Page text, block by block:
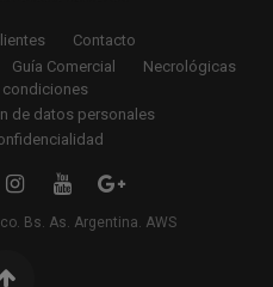
Contacto
Guía Comercial
Necrológicas
condiciones
de datos personales
Bs. As. Argentina. AWS